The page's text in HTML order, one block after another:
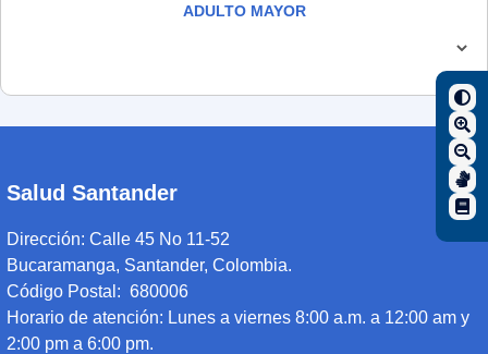
ADULTO MAYOR
Salud Santander
Dirección: Calle 45 No 11-52
Bucaramanga, Santander, Colombia.
Código Postal: 680006
Horario de atención: Lunes a viernes 8:00 a.m. a 12:00 am y
2:00 pm a 6:00 pm.